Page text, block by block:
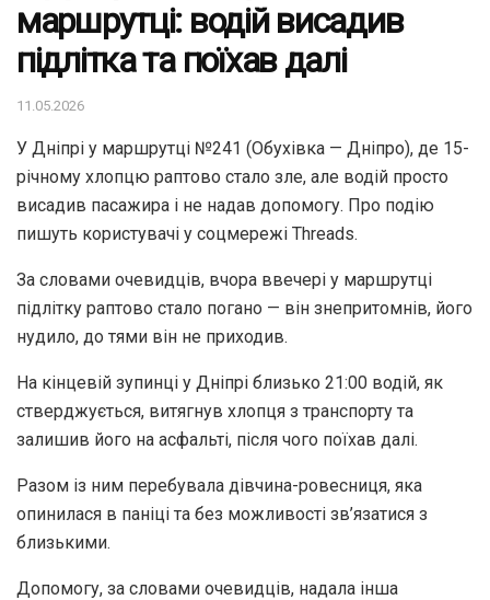
маршрутці: водій висадив
підлітка та поїхав далі
11.05.2026
У Дніпрі у маршрутці №241 (Обухівка — Дніпро), де 15-
річному хлопцю раптово стало зле, але водій просто
висадив пасажира і не надав допомогу. Про подію
пишуть користувачі у соцмережі Threads.
За словами очевидців, вчора ввечері у маршрутці
підлітку раптово стало погано — він знепритомнів, його
нудило, до тями він не приходив.
На кінцевій зупинці у Дніпрі близько 21:00 водій, як
стверджується, витягнув хлопця з транспорту та
залишив його на асфальті, після чого поїхав далі.
Разом із ним перебувала дівчина-ровесниця, яка
опинилася в паніці та без можливості зв’язатися з
близькими.
Допомогу, за словами очевидців, надала інша